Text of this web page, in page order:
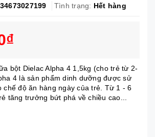
Tình trạng: Hết hàng
bột Dielac Alpha 4 1,5kg (cho trẻ từ 2-
4 là sản phẩm dinh dưỡng được sử
chế độ ăn hàng ngày của trẻ. Từ 1 - 6
tăng trưởng bứt phá về chiều cao...